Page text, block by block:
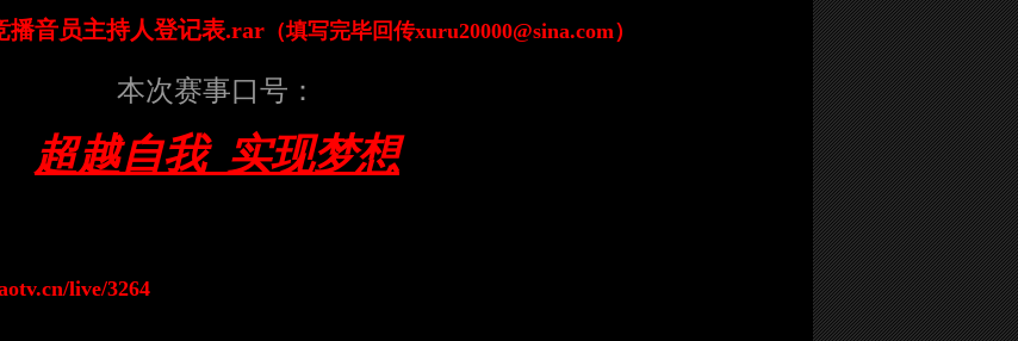
播音员主持人登记表.rar （填写完毕回传xuru20000@sina.com）
本次赛事口号：
超越自我 实现梦想
live/3264